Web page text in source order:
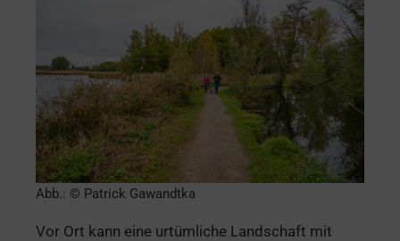
Abb.: © Patrick Gawandtka
Vor Ort kann eine urtümliche Landschaft mit